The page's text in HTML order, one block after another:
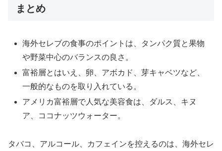
まとめ
海外セレブの食事のポイントは、タンパク質と果物
や野菜中心のバランスの良さ。
富裕層とはいえ、卵、アボカド、芽キャベツなど、
一般的なものを取り入れている。
アメリカ富裕層で人気な美容食は、ダルス、キヌ
ア、ココナッツウォーター。
タバコ、アルコール、カフェインを控えるのは、海外セレ